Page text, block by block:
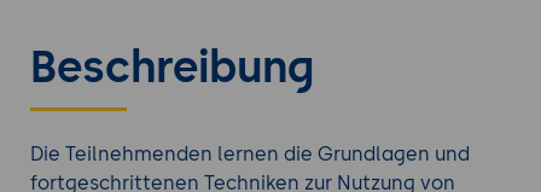
Beschreibung
Die Teilnehmenden lernen die Grundlagen und
fortgeschrittenen Techniken zur Nutzung von